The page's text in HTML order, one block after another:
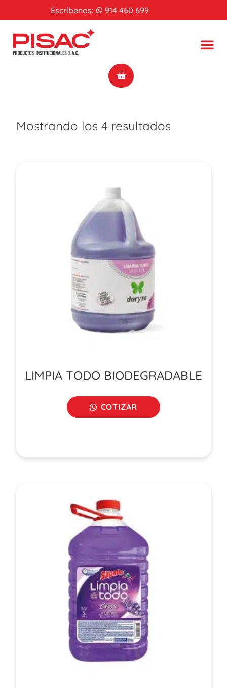
Escríbenos: 914 460 699
Mostrando los 4 resultados
LIMPIA TODO BIODEGRADABLE
COTIZAR